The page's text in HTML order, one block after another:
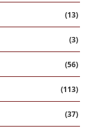
(13)
(3)
(56)
(113)
(37)